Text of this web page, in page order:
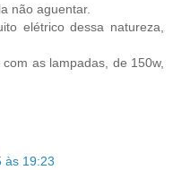
não aguentar.
elétrico dessa natureza,
as lampadas, de 150w,
às 19:23